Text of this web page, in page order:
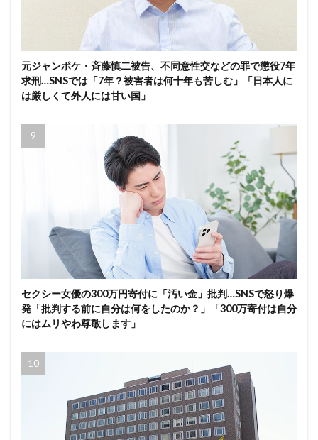
元ジャンポケ・斉藤慎二被告、不同意性交などの罪で懲役7年
求刑…SNSでは「7年？被害者は何十年も苦しむ」「日本人に
は厳しくて外人には甘い国」
セクシー女優の300万円寄付に「汚い金」批判…SNSで怒り爆
発「批判する前に自分は何をしたのか？」「300万寄付は自分
にはムリやわ尊敬します」